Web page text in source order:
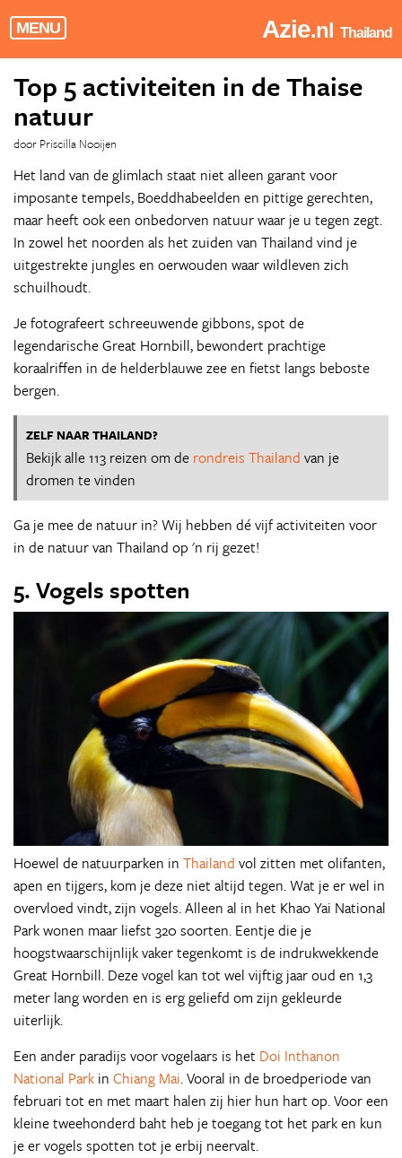
MENU Azie.nl Thailand
Top 5 activiteiten in de Thaise
natuur
door Priscilla Nooijen
Het land van de glimlach staat niet alleen garant voor
imposante tempels, Boeddhabeelden en pittige gerechten,
maar heeft ook een onbedorven natuur waar je u tegen zegt.
In zowel het noorden als het zuiden van Thailand vind je
uitgestrekte jungles en oerwouden waar wildleven zich
schuilhoudt.
Je fotografeert schreeuwende gibbons, spot de
legendarische Great Hornbill, bewondert prachtige
koraalriffen in de helderblauwe zee en fietst langs beboste
bergen.
ZELF NAAR THAILAND?
Bekijk alle 113 reizen om de rondreis Thailand van je
dromen te vinden
Ga je mee de natuur in? Wij hebben dé vijf activiteiten voor
in de natuur van Thailand op 'n rij gezet!
5. Vogels spotten
Hoewel de natuurparken in Thailand vol zitten met olifanten,
apen en tijgers, kom je deze niet altijd tegen. Wat je er wel in
overvloed vindt, zijn vogels. Alleen al in het Khao Yai National
Park wonen maar liefst 320 soorten. Eentje die je
hoogstwaarschijnlijk vaker tegenkomt is de indrukwekkende
Great Hornbill. Deze vogel kan tot wel vijftig jaar oud en 1,3
meter lang worden en is erg geliefd om zijn gekleurde
uiterlijk.
Een ander paradijs voor vogelaars is het Doi Inthanon
National Park in Chiang Mai. Vooral in de broedperiode van
februari tot en met maart halen zij hier hun hart op. Voor een
kleine tweehonderd baht heb je toegang tot het park en kun
je er vogels spotten tot je erbij neervalt.